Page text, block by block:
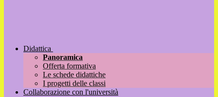
Didattica
Panoramica
Offerta formativa
Le schede didattiche
I progetti delle classi
Collaborazione con l'università